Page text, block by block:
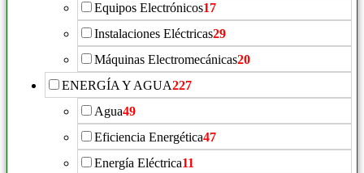
Equipos Electrónicos17
Instalaciones Eléctricas29
Máquinas Electromecánicas20
ENERGÍA Y AGUA227
Agua49
Eficiencia Energética47
Energía Eléctrica11